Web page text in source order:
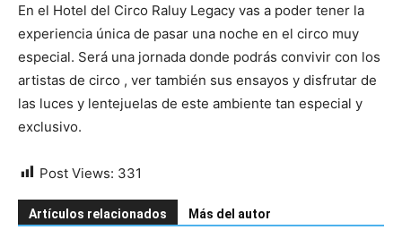
En el Hotel del Circo Raluy Legacy vas a poder tener la
experiencia única de pasar una noche en el circo muy
especial. Será una jornada donde podrás convivir con los
artistas de circo , ver también sus ensayos y disfrutar de
las luces y lentejuelas de este ambiente tan especial y
exclusivo.
Post Views: 331
Artículos relacionados Más del autor